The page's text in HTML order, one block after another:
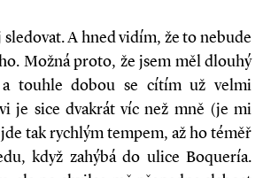
A hned vidím, že to nebude
Možná proto, že jsem měl dlouhý
touhle dobou se cítím už velmi
je sice dvakrát víc než mně (je mi
tak rychlým tempem, až ho téměř
když zahýbá do ulice Boquería.